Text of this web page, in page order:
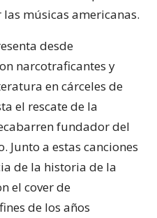
músicas americanas.
desde
narcotraficantes y
en cárceles de
el rescate de la
fundador del
Junto a estas canciones
de la historia de la
el cover de
de los años